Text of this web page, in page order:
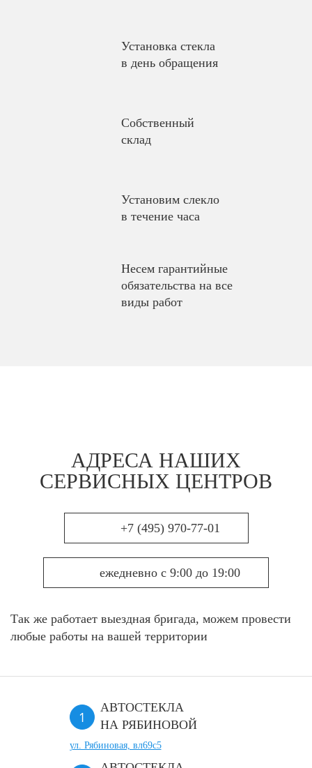
Установка стекла
в день обращения
Собственный
склад
Установим слекло
в течение часа
Несем гарантийные
обязательства на все
виды работ
АДРЕСА НАШИХ
СЕРВИСНЫХ ЦЕНТРОВ
+7 (495) 970-77-01
ежедневно с 9:00 до 19:00
Так же работает выездная бригада, можем провести
любые работы на вашей территории
АВТОСТЕКЛА
НА РЯБИНОВОЙ
ул. Рябиновая, вл69с5